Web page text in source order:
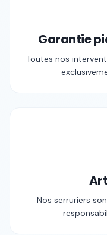
Garantie
Toutes nos
Nos serruriers